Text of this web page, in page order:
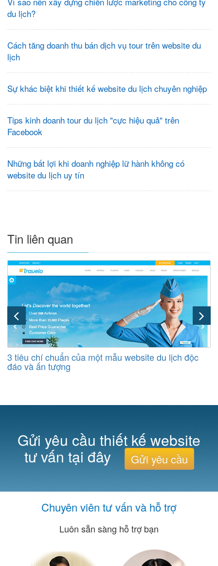
du lịch?
Cách tăng doanh thu bán dịch vụ tour trên website du
lịch
Sự khác biệt khi thiết kế website du lịch chuyên nghiệp
Tips kinh doanh tour du lịch "cực hiệu quả" trên
Facebook
Những bất lợi khi doanh nghiệp lữ hành không có
website du lịch uy tín
Tin liên quan
3 tiêu chí chuẩn của một mẫu website du lịch độc
đáo và ấn tượng
Gửi yêu cầu thiết kế website
tư vấn tại đây Gửi yêu cầu
Chuyên viên tư vấn và hỗ trợ
Luôn sẵn sàng hỗ trợ bạn